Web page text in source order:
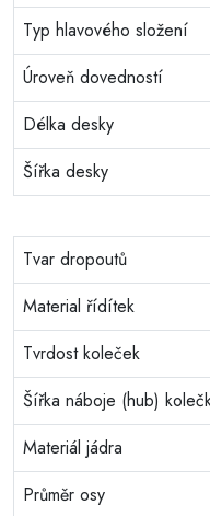
Typ hlavového složení
Úroveň dovedností
Délka desky
Šířka desky
Tvar dropoutů
Material řídítek
Tvrdost koleček
Šířka náboje (hub)
Materiál jádra
Průměr osy